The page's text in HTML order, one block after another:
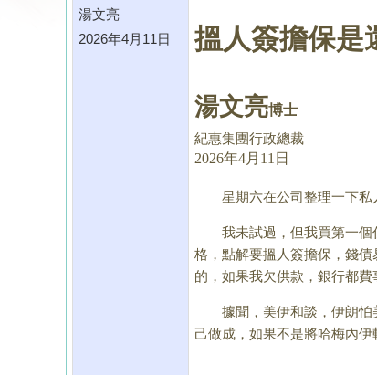
湯文亮
2026年4月11日
搵人簽擔保是
湯文亮博士
紀惠集團行政總裁
2026年4月11日
星期六在公司整理一下私人
我未試過，但我買第一個住
格，點解要搵人簽擔保，錢
的，如果我欠供款，銀行都
據聞，美伊和談，伊朗怕
己做成，如果不是將哈梅內伊